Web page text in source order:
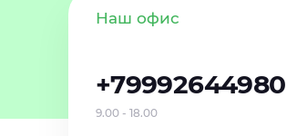
Наш офис
+79992644980
9.00 - 18.00